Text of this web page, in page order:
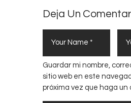
Deja Un
Guardar mi nombre,
sitio web en este
próxima vez que haga un